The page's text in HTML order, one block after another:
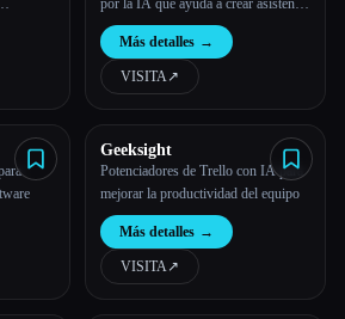
por la IA que ayuda a crear asistentes
de IA personalizados y a mejorar
todos los procesos de comunicación
y colaboración. Está listo para
ayudarte en ventas, marketing,
Más detalles →
VISITA↗︎
Geeksight
Potenciadores de Trello con IA para
mejorar la productividad del equipo
Más detalles →
VISITA↗︎